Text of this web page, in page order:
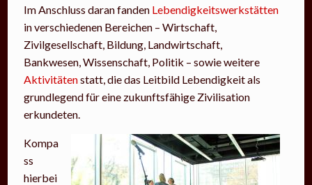
Im Anschluss daran fanden Lebendigkeitswerkstätten
in verschiedenen Bereichen – Wirtschaft,
Zivilgesellschaft, Bildung, Landwirtschaft,
Bankwesen, Wissenschaft, Politik – sowie weitere
Aktivitätenstatt, die das Leitbild Lebendigkeit als
grundlegend für eine zukunftsfähige Zivilisation
erkundeten.
img_0361_kl.jpg
Kompa
ss
hierbei